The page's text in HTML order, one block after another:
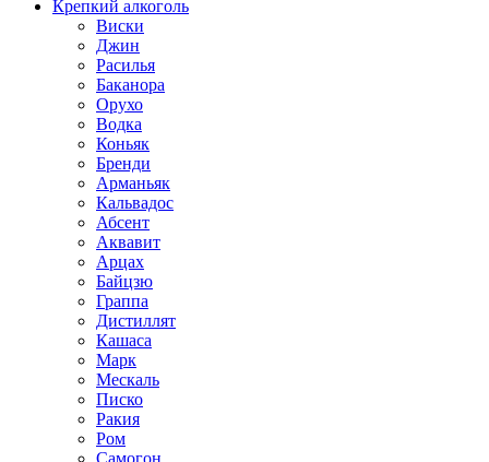
Крепкий алкоголь
Виски
Джин
Расилья
Баканора
Орухо
Водка
Коньяк
Бренди
Арманьяк
Кальвадос
Абсент
Аквавит
Арцах
Байцзю
Граппа
Дистиллят
Кашаса
Марк
Мескаль
Писко
Ракия
Ром
Самогон